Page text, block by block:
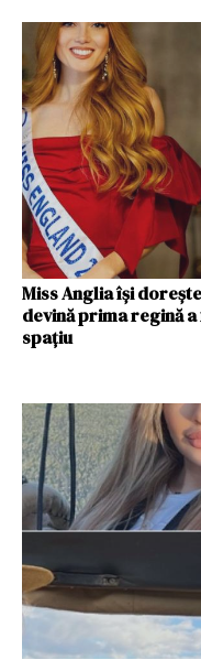
Miss Anglia își
devină prima regină
spațiu